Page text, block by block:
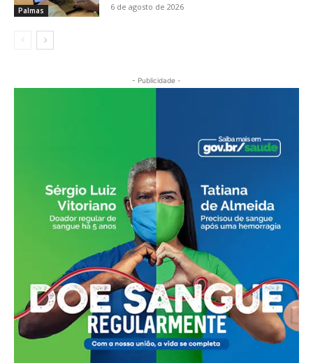
Palmas 6 de agosto de 2026
- Publicidade -